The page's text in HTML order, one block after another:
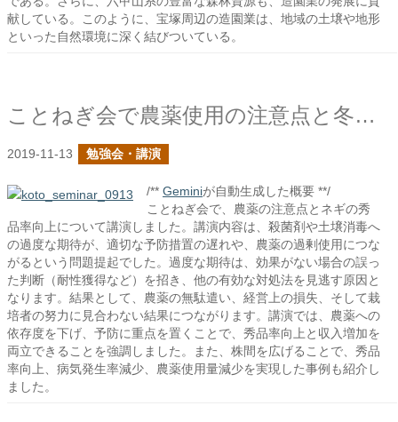
献している。このように、宝塚周辺の造園業は、地域の土壌や地形
といった自然環境に深く結びついている。
ことねぎ会で農薬使用の注意点と冬のネギの秀品率の向上の話をしました
2019-11-13 勉強会・講演
/** Geminiが自動生成した概要 **/
ことねぎ会で、農薬の注意点とネギの秀
品率向上について講演しました。講演内容は、殺菌剤や土壌消毒へ
の過度な期待が、適切な予防措置の遅れや、農薬の過剰使用につな
がるという問題提起でした。過度な期待は、効果がない場合の誤っ
た判断（耐性獲得など）を招き、他の有効な対処法を見逃す原因と
なります。結果として、農薬の無駄遣い、経営上の損失、そして栽
培者の努力に見合わない結果につながります。講演では、農薬への
依存度を下げ、予防に重点を置くことで、秀品率向上と収入増加を
両立できることを強調しました。また、株間を広げることで、秀品
率向上、病気発生率減少、農薬使用量減少を実現した事例も紹介し
ました。